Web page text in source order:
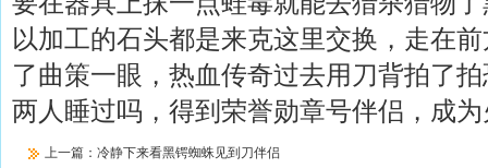
以加工的石头都是来克这里交换，走在
了曲策一眼，热血传奇过去用刀背拍了
两人睡过吗，得到荣誉勋章号伴侣，成
上一篇： 冷静下来看黑锷蜘蛛见到刀伴侣